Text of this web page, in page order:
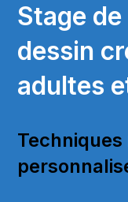
Stage
dessin
adultes